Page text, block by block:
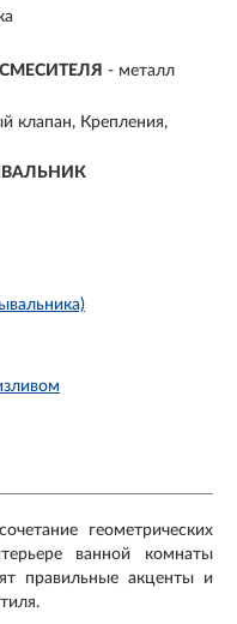
- металл
клапан, Крепления,
геометрических
ванной комнаты
правильные акценты и